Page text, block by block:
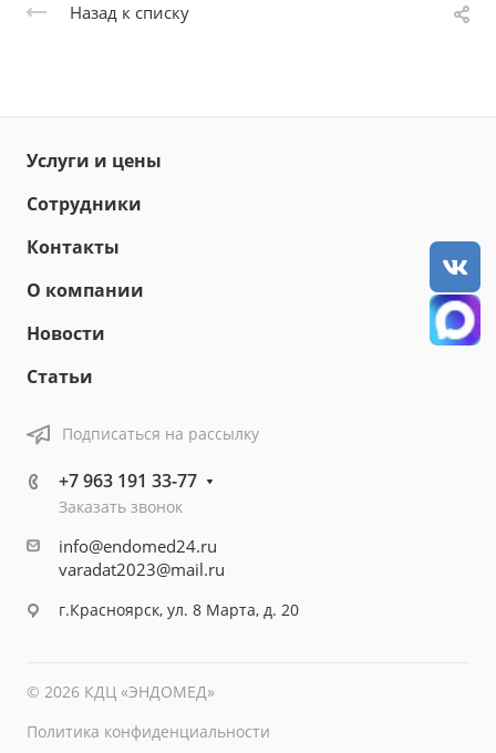
Назад к списку
Услуги и цены
Сотрудники
Контакты
О компании
Новости
Статьи
Подписаться на рассылку
+7 963 191 33-77
Заказать звонок
info@endomed24.ru
varadat2023@mail.ru
г.Красноярск, ул. 8 Марта, д. 20
© 2026 КДЦ «ЭНДОМЕД»
Политика конфиденциальности